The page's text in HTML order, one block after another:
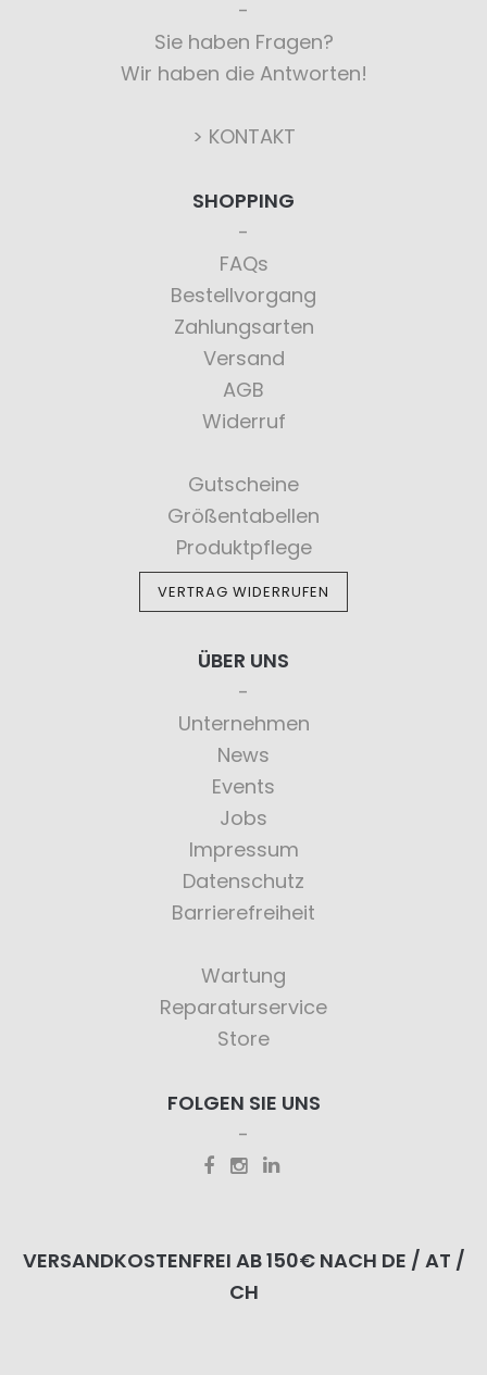
Sie haben Fragen?
Wir haben die Antworten!
> KONTAKT
SHOPPING
FAQs
Bestellvorgang
Zahlungsarten
Versand
AGB
Widerruf
Gutscheine
Größentabellen
Produktpflege
VERTRAG WIDERRUFEN
ÜBER UNS
Unternehmen
News
Events
Jobs
Impressum
Datenschutz
Barrierefreiheit
Wartung
Reparaturservice
Store
FOLGEN SIE UNS
VERSANDKOSTENFREI AB 150€ NACH DE / AT /
CH